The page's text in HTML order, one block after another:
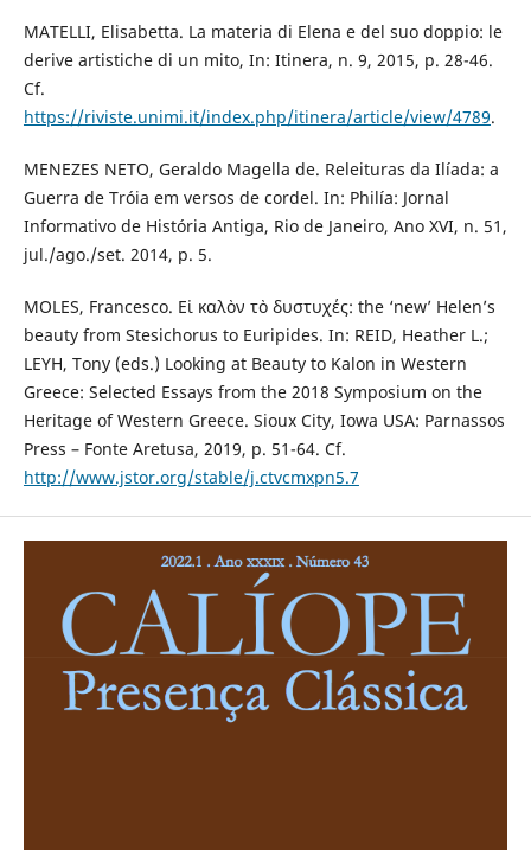
MATELLI, Elisabetta. La materia di Elena e del suo doppio: le
derive artistiche di un mito, In: Itinera, n. 9, 2015, p. 28-46.
Cf.
https://riviste.unimi.it/index.php/itinera/article/view/4789.
MENEZES NETO, Geraldo Magella de. Releituras da Ilíada: a
Guerra de Tróia em versos de cordel. In: Philía: Jornal
Informativo de História Antiga, Rio de Janeiro, Ano XVI, n. 51,
jul./ago./set. 2014, p. 5.
MOLES, Francesco. Eἰ καλὸν τὸ δυστυχές: the ‘newʼ Helen’s
beauty from Stesichorus to Euripides. In: REID, Heather L.;
LEYH, Tony (eds.) Looking at Beauty to Kalon in Western
Greece: Selected Essays from the 2018 Symposium on the
Heritage of Western Greece. Sioux City, Iowa USA: Parnassos
Press – Fonte Aretusa, 2019, p. 51-64. Cf.
http://www.jstor.org/stable/j.ctvcmxpn5.7